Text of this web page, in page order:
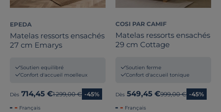
EPEDA
Matelas ressorts ensachés
27 cm Emarys
Soutien equilibré
Confort d'accueil moelleux
Dès 714,45 €Ancien prix
1 299,00 € -45%
Français
COSI PAR CAMIF
Matelas ressorts ensachés
29 cm Cottage
Soutien ferme
Confort d'accueil tonique
Dès 549,45 €Ancien prix
999,00 € -45%
Français